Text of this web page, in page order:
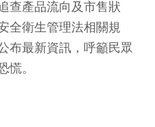
查產品流向及市售狀
全衛生管理法相關規
布最新資訊，呼籲民眾
慌。